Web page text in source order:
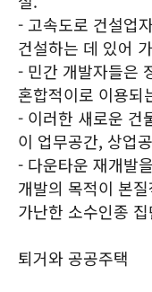
- 고속도로 건설업
건설하는 데 있어
- 민간 개발자들은
혼합적이로 이용되
- 이러한 새로운 건
이 업무공간, 상업
- 다운타운 재개발
개발의 목적이 본
가난한 소수인종
퇴거와 공공주택